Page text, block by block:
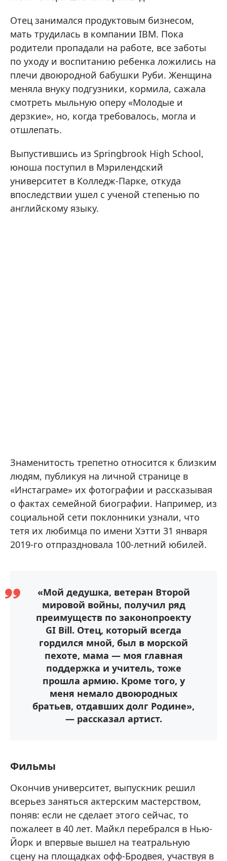
Отец занимался продуктовым бизнесом,
мать трудилась в компании IBM. Пока
родители пропадали на работе, все заботы
по уходу и воспитанию ребенка ложились на
плечи двоюродной бабушки Руби. Женщина
меняла внуку подгузники, кормила, сажала
смотреть мыльную оперу «Молодые и
дерзкие», но, когда требовалось, могла и
отшлепать.
Выпустившись из Springbrook High School,
юноша поступил в Мэрилендский
университет в Колледж-Парке, откуда
впоследствии ушел с ученой степенью по
английскому языку.
Знаменитость трепетно относится к близким
людям, публикуя на личной странице в
«Инстаграме» их фотографии и рассказывая
о фактах семейной биографии. Например, из
социальной сети поклонники узнали, что
тетя их любимца по имени Хэтти 31 января
2019-го отпраздновала 100-летний юбилей.
«Мой дедушка, ветеран Второй
мировой войны, получил ряд
преимуществ по законопроекту
GI Bill. Отец, который всегда
гордился мной, был в морской
пехоте, мама — моя главная
поддержка и учитель, тоже
прошла армию. Кроме того, у
меня немало двоюродных
братьев, отдавших долг Родине»,
— рассказал артист.
Фильмы
Окончив университет, выпускник решил
всерьез заняться актерским мастерством,
поняв: если не сделает этого сейчас, то
пожалеет в 40 лет. Майкл перебрался в Нью-
Йорк и впервые вышел на театральную
сцену на площадках офф-Бродвея, участвуя в